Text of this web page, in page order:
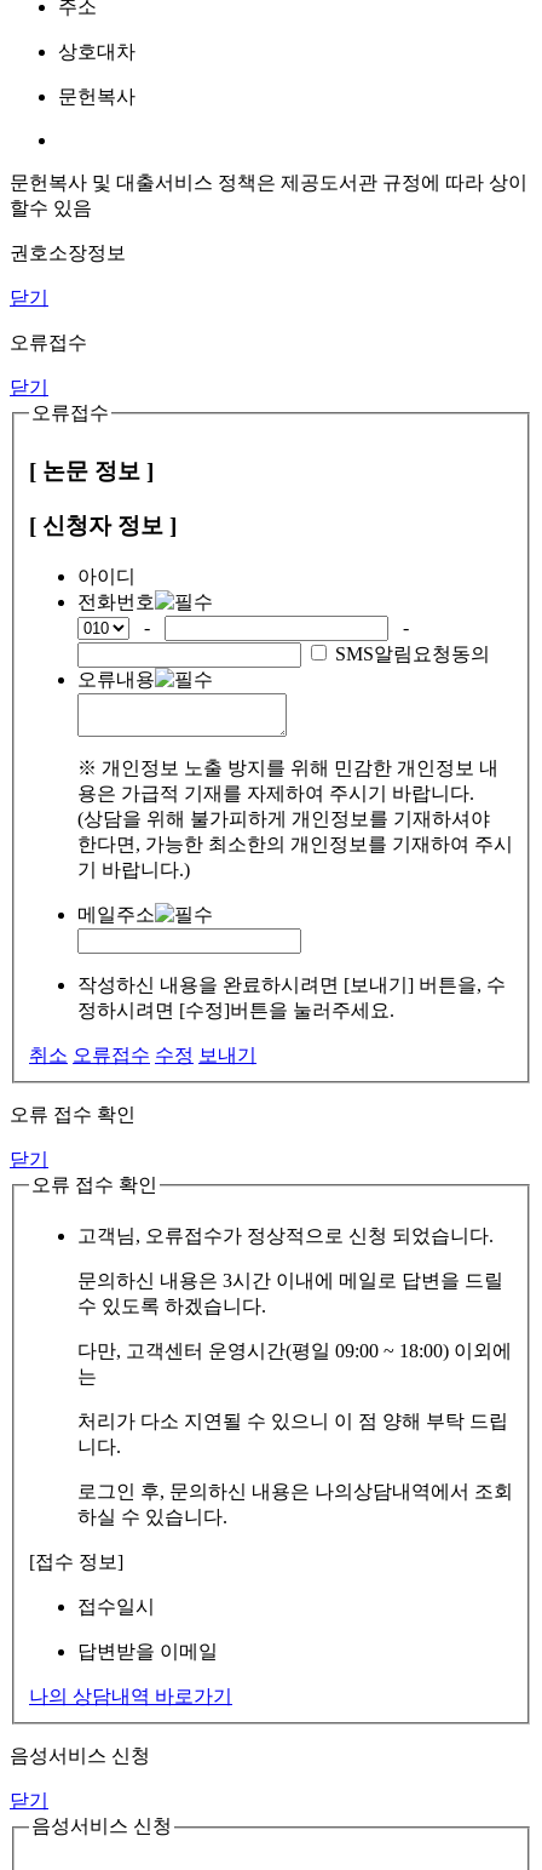
주소
상호대차
문헌복사
문헌복사 및 대출서비스 정책은 제공도서관 규정에 따라 상이
할수 있음
권호소장정보
닫기
오류접수
닫기
오류접수
[ 논문 정보 ]
[ 신청자 정보 ]
아이디
전화번호
-
-
SMS알림요청동의
오류내용
※ 개인정보 노출 방지를 위해 민감한 개인정보 내
용은 가급적 기재를 자제하여 주시기 바랍니다.
(상담을 위해 불가피하게 개인정보를 기재하셔야
한다면, 가능한 최소한의 개인정보를 기재하여 주시
기 바랍니다.)
메일주소
작성하신 내용을 완료하시려면 [보내기] 버튼을, 수
정하시려면 [수정]버튼을 눌러주세요.
취소 오류접수 수정 보내기
오류 접수 확인
닫기
오류 접수 확인
고객님, 오류접수가 정상적으로 신청 되었습니다.
문의하신 내용은 3시간 이내에 메일로 답변을 드릴
수 있도록 하겠습니다.
다만, 고객센터 운영시간(평일 09:00 ~ 18:00) 이외에
는
처리가 다소 지연될 수 있으니 이 점 양해 부탁 드립
니다.
로그인 후, 문의하신 내용은 나의상담내역에서 조회
하실 수 있습니다.
[접수 정보]
접수일시
답변받을 이메일
나의 상담내역 바로가기
음성서비스 신청
닫기
음성서비스 신청